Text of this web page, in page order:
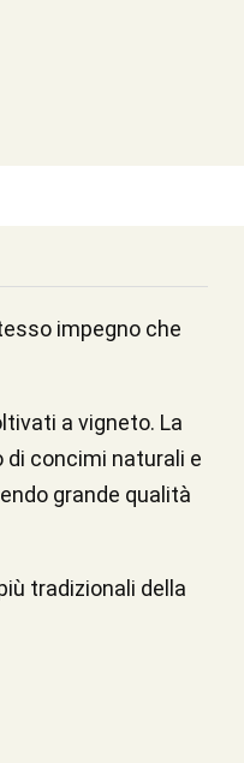
impegno che
a vigneto. La
concimi naturali e
grande qualità
tradizionali della